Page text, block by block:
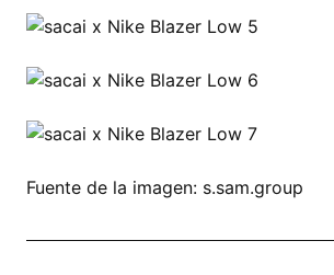
Fuente de la imagen: s.sam.group